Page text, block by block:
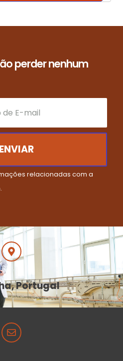
perder nenhum
relacionadas com a
Portugal